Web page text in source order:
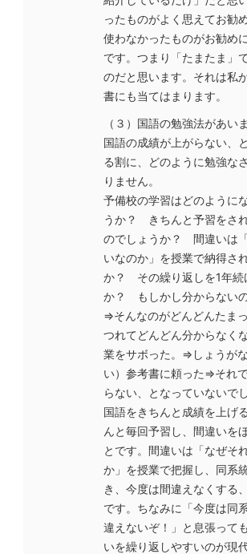
ったものがよく思えてお勧
使わなかったものがお勧め
です。つまり「たまたま」
のだと思います。それは私
書にも当てはまります。
（３）国語の勉強法があい
国語の成績が上がらない、
る割に、どのように勉強な
りません。
予備校の学習はどのように
うか？ きちんと予習をさ
のでしょうか？ 間違いは
いなのか」を授業で納得さ
か？ その繰り返しを1年続
か？ もしかし分からない
⇒そんなのがどんどんたま
つれてどんどん分からなく
業をサボった。⇒しょうが
い）参考書に頼った⇒それ
らない、となっていないで
国語をきちんと成績を上げ
んと毎回予習し、間違いを
とです。間違いは「なぜそ
か」を授業で把握し、同系
き、今度は間違えなくする
です。ちなみに「今度は同
違えないぞ！」と息張って
いを繰り返しやすいのが現